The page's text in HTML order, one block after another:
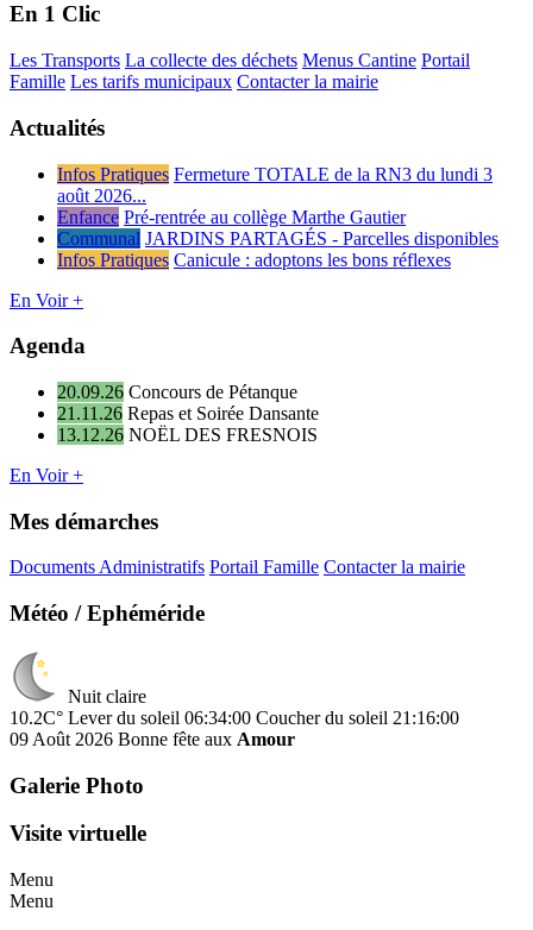
En 1 Clic
Les Transports La collecte des déchets Menus Cantine Portail
Famille Les tarifs municipaux Contacter la mairie
Actualités
Infos Pratiques Fermeture TOTALE de la RN3 du lundi 3
août 2026...
Enfance Pré-rentrée au collège Marthe Gautier
Communal JARDINS PARTAGÉS - Parcelles disponibles
Infos Pratiques Canicule : adoptons les bons réflexes
En Voir +
Agenda
20.09.26 Concours de Pétanque
21.11.26 Repas et Soirée Dansante
13.12.26 NOËL DES FRESNOIS
En Voir +
Mes démarches
Documents Administratifs Portail Famille Contacter la mairie
Météo / Ephéméride
Nuit claire
10.2C° Lever du soleil 06:34:00 Coucher du soleil 21:16:00
09 Août 2026 Bonne fête aux Amour
Galerie Photo
Visite virtuelle
Menu
Menu